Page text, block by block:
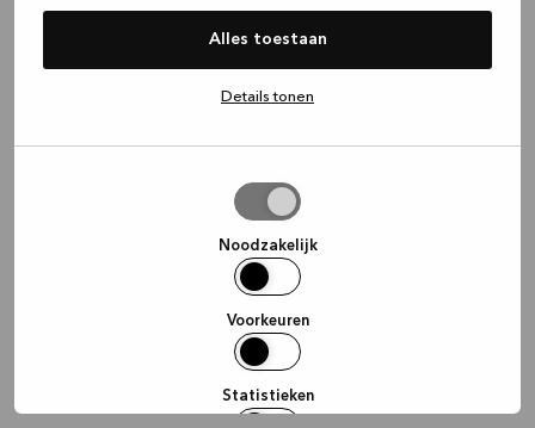
Alles toestaan
Details tonen
Noodzakelijk
Voorkeuren
Statistieken